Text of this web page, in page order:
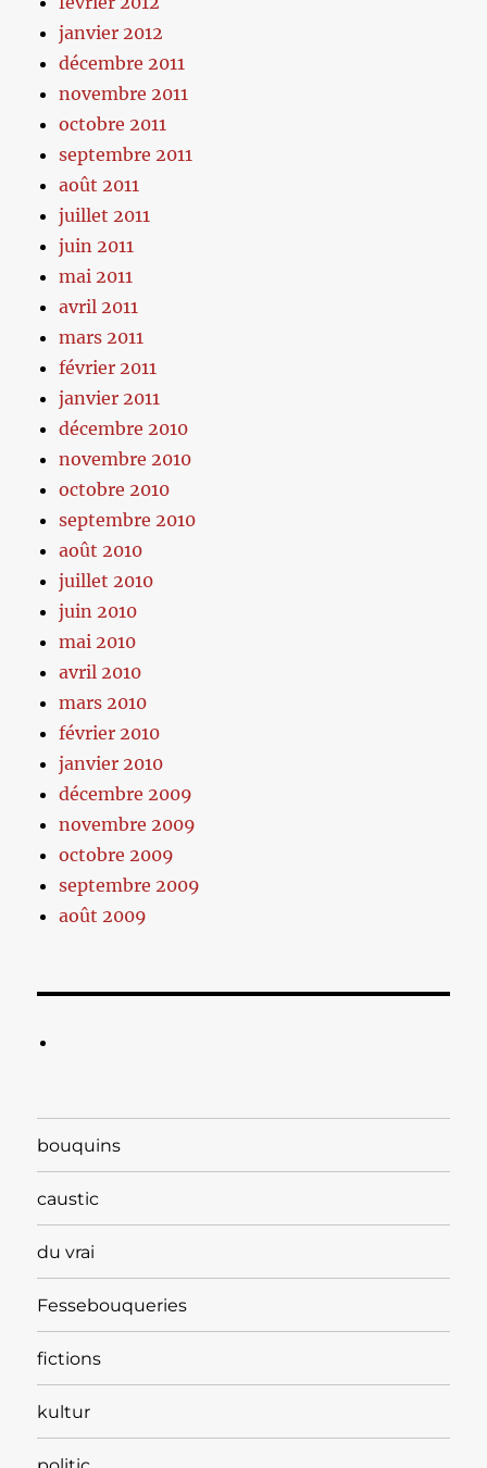
janvier 2012
décembre 2011
novembre 2011
octobre 2011
septembre 2011
août 2011
juillet 2011
juin 2011
mai 2011
avril 2011
mars 2011
février 2011
janvier 2011
décembre 2010
novembre 2010
octobre 2010
septembre 2010
août 2010
juillet 2010
juin 2010
mai 2010
avril 2010
mars 2010
février 2010
janvier 2010
décembre 2009
novembre 2009
octobre 2009
septembre 2009
août 2009
bouquins
caustic
du vrai
Fessebouqueries
fictions
kultur